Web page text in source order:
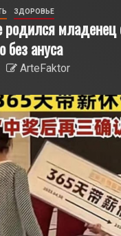
ЗДОРОВЬЕ
родился
без ануса
ArteFaktor